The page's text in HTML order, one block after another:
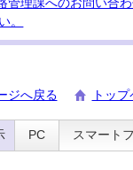
理課へのお問い合わ
。
ジへ戻る トッ
PC スマート